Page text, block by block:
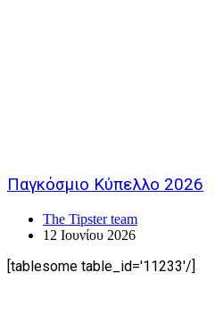
Παγκόσμιο Κύπελλο 2026
The Tipster team
12 Ιουνίου 2026
[tablesome table_id='11233'/]